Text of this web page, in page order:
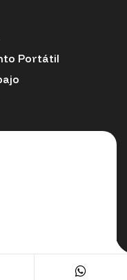
Portátil